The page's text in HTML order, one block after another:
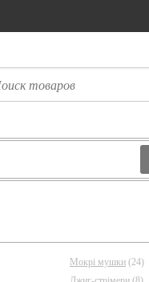
Мокрі мушки (24)